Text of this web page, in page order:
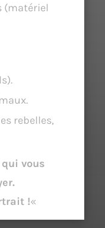
(matériel
rebelles,
vous
!«